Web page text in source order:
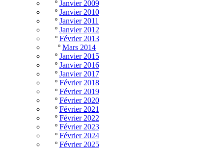
º Janvier 2009
º Janvier 2010
º Janvier 2011
º Janvier 2012
º Février 2013
º Mars 2014
º Janvier 2015
º Janvier 2016
º Janvier 2017
º Février 2018
º Février 2019
º Février 2020
º Février 2021
º Février 2022
º Février 2023
º Février 2024
º Février 2025